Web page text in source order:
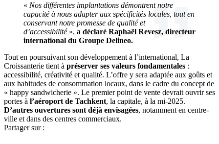
« Nos différentes implantations démontrent notre
capacité à nous adapter aux spécificités locales, tout en
conservant notre promesse de qualité et
d’accessibilité», a déclaré Raphaël Revesz, directeur
international du Groupe Delineo.
Tout en poursuivant son développement à l’international, La
Croissanterie tient à préserver ses valeurs fondamentales :
accessibilité, créativité et qualité. L’offre y sera adaptée aux goûts et
aux habitudes de consommation locaux, dans le cadre du concept de
« happy sandwicherie ». Le premier point de vente devrait ouvrir ses
portes à l’aéroport de Tachkent, la capitale, à la mi-2025.
D’autres ouvertures sont déjà envisagées, notamment en centre-
ville et dans des centres commerciaux.
Partager sur :